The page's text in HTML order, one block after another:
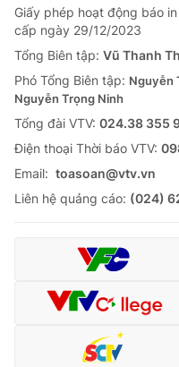
Giấy phép hoạt động báo
cấp ngày 29/12/2023
Tổng Biên tập: Vũ Thanh
Phó Tổng Biên tập: Nguyễn
Nguyễn Trọng Ninh
Tổng đài VTV: 024.38 355
Ðiện thoại Thời báo VTV:
Email: toasoan@vtv.vn
Liên hệ quảng cáo: (024)